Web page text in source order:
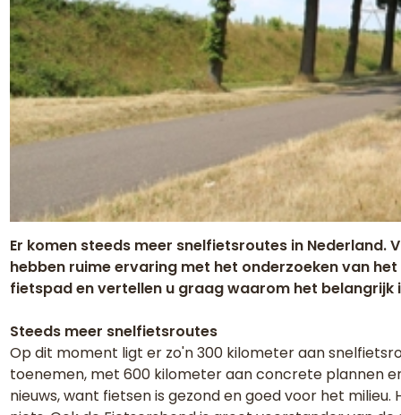
Er komen steeds meer snelfietsroutes in
hebben ruime ervaring met het onderzoeken van
fietspad en vertellen u graag waarom het
Steeds meer snelfietsroutes
Op dit moment ligt er zo'n 300 kilometer aan
toenemen, met 600 kilometer aan concrete plannen
nieuws, want fietsen is gezond en goed voor het